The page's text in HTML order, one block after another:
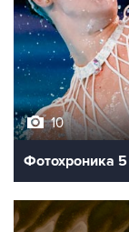
10
Фотохроника 5